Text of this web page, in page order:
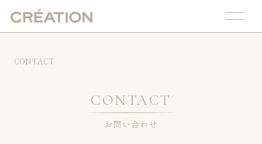
CONTACT
CONTACT
お問い合わせ